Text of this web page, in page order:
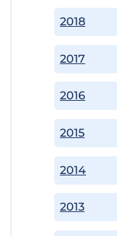
2013
2014
2015
2016
2017
2018